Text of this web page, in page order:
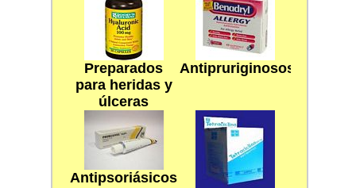
Preparados
para heridas y
úlceras
Antipruriginosos
Antipsoriásicos